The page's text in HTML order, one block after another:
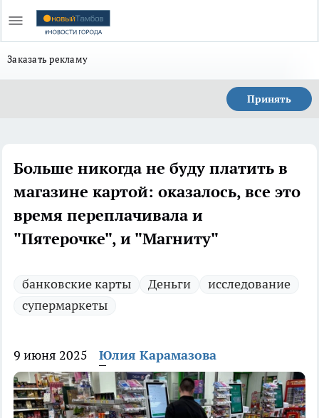
Заказать рекламу
Принять
Больше никогда не буду платить в
магазине картой: оказалось, все это
время переплачивала и
"Пятерочке", и "Магниту"
банковские карты Деньги
исследование
супермаркеты
9 июня 2025 Юлия Карамазова